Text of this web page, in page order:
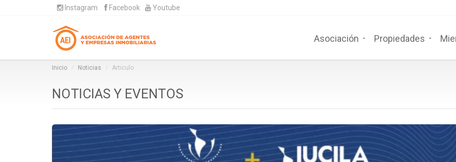
Instagram Facebook Youtube
Asociación Propiedades
Inicio Noticias Articulo
NOTICIAS Y EVENTOS